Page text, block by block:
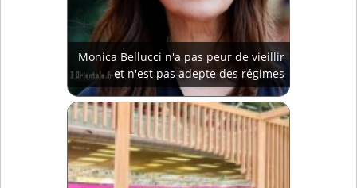
Monica Bellucci n'a pas peur de vieillir
et n'est pas adepte des régimes